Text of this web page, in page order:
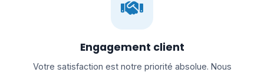
Engagement client
Votre satisfaction est notre priorité absolue. Nous